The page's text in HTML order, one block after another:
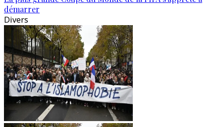
démarrer
Divers